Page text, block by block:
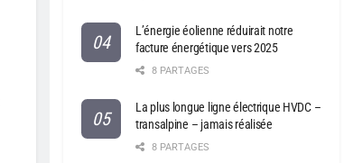
L’énergie éolienne réduirait notre
facture énergétique vers 2025
8 PARTAGES
La plus longue ligne électrique HVDC –
transalpine – jamais réalisée
8 PARTAGES